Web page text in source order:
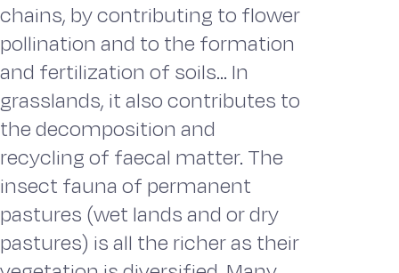
chains, by contributing to flower
pollination and to the formation
and fertilization of soils... In
grasslands, it also contributes to
the decomposition and
recycling of faecal matter. The
insect fauna of permanent
pastures (wet lands and or dry
pastures) is all the richer as their